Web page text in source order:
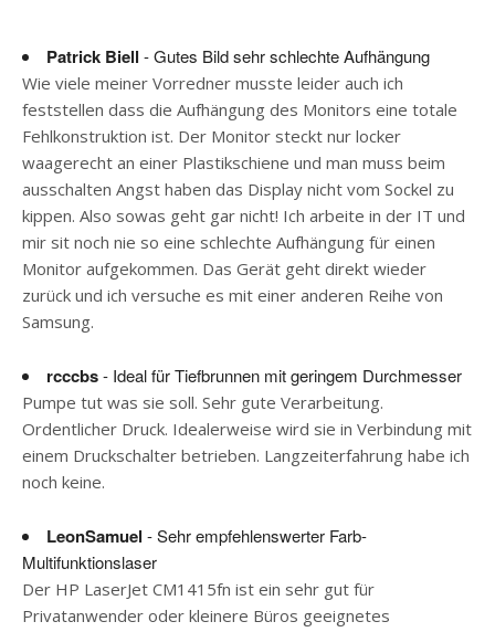
Patrick Biell - Gutes Bild sehr schlechte Aufhängung
Wie viele meiner Vorredner musste leider auch ich
feststellen dass die Aufhängung des Monitors eine totale
Fehlkonstruktion ist. Der Monitor steckt nur locker
waagerecht an einer Plastikschiene und man muss beim
ausschalten Angst haben das Display nicht vom Sockel zu
kippen. Also sowas geht gar nicht! Ich arbeite in der IT und
mir sit noch nie so eine schlechte Aufhängung für einen
Monitor aufgekommen. Das Gerät geht direkt wieder
zurück und ich versuche es mit einer anderen Reihe von
Samsung.
rcccbs- Ideal für Tiefbrunnen mit geringem Durchmesser
Pumpe tut was sie soll. Sehr gute Verarbeitung.
Ordentlicher Druck. Idealerweise wird sie in Verbindung mit
einem Druckschalter betrieben. Langzeiterfahrung habe ich
noch keine.
LeonSamuel - Sehr empfehlenswerter Farb-
Multifunktionslaser
Der HP LaserJet CM1415fn ist ein sehr gut für
Privatanwender oder kleinere Büros geeignetes